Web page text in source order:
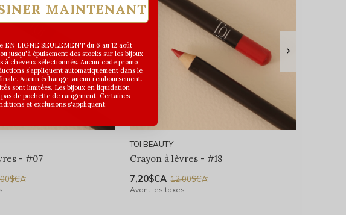
- #07
TOI BEAUTY
Crayon à lèvres - #18
7,20$CA 12,00$CA
Avant les taxes
MAINTENANT
EN LIGNE SEULEMENT du 6 au 12 août
jusqu'à épuisement des stocks sur les bijoux
à cheveux sélectionnés. Aucun code promo
s’appliquent automatiquement dans le
Aucun échange, aucun remboursement.
sont limitées. Les bijoux en liquidation
de pochette de rangement. Certaines
et exclusions s'appliquent.